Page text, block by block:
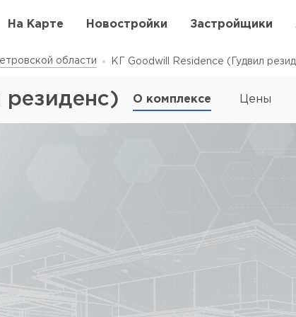
На Карте Новостройки Застройщики
области КГ Goodwill Residence (Гудвил
резиденс) О комплексе Цены